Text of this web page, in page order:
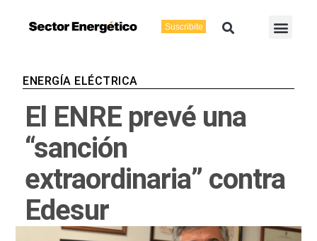
Suscribite Buscar
ENERGÍA ELÉCTRICA
El ENRE prevé una
“sanción
extraordinaria” contra
Edesur